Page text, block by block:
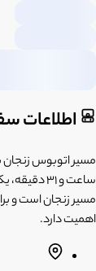
اطلاعات
ساعت و 31
مسیر زنجان است و
اهمیت دارد.